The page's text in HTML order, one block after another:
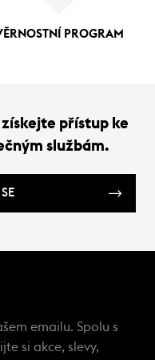
PROGRAM
přístup ke
službám.
emailu. Spolu s
si akce, slevy,